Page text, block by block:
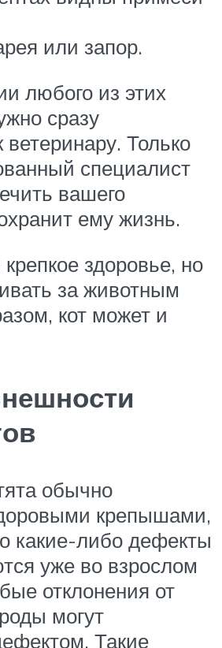
или запор.
любого из этих
сразу
Только
специалист
вашего
ему жизнь.
здоровье, но
за животным
кот может и
обычно
крепышами,
какие-либо дефекты
уже во взрослом
отклонения от
могут
Такие